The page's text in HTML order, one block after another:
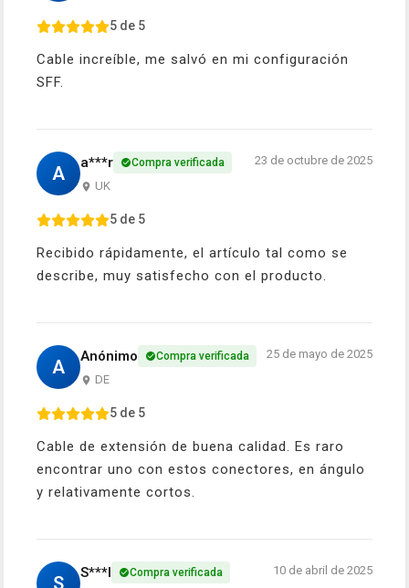
5 de 5
Cable increíble, me salvó en mi configuración
SFF.
A a***r Compra verificada
UK
23 de octubre de 2025
5 de 5
Recibido rápidamente, el artículo tal como se
describe, muy satisfecho con el producto.
A Anónimo Compra verificada
DE
25 de mayo de 2025
5 de 5
Cable de extensión de buena calidad. Es raro
encontrar uno con estos conectores, en ángulo
y relativamente cortos.
S S***l Compra verificada 10 de abril de 2025